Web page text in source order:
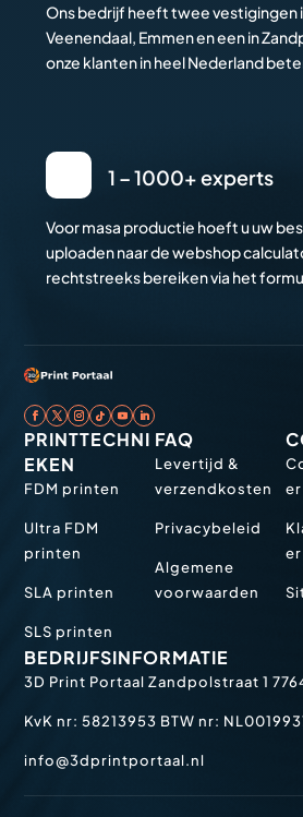
Ons bedrijf heeft twee vestigingen
Veenendaal, Emmen en een in
onze klanten in heel Nederland
1 – 1000+ experts
Voor masa productie hoeft u uw
uploaden naar de webshop
rechtstreeks bereiken via het
PRINTTECHNI
EKEN
FDM printen
Ultra FDM
printen
SLA printen
SLS printen
FAQ
Levertijd &
verzendkosten
Privacybeleid
Algemene
voorwaarden
er
er
BEDRIJFSINFORMATIE
3D Print Portaal Zandpolstraat 1
KvK nr: 58213953 BTW nr:
info@3dprintportaal.nl